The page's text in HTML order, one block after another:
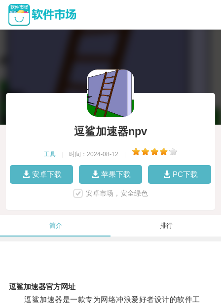
逗鲨加速器npv
工具 时间：2024-08-12
安卓下载 苹果下载 PC下载
安卓市场，安全绿色
简介 排行
逗鲨加速器官方网址
逗鲨加速器是一款专为网络冲浪爱好者设计的软件工